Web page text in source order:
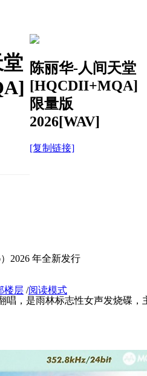
陈丽华-人间天堂
[HQCDII+MQA]
限量版
2026[WAV]
[复制链接]
楼层 /阅读模式
2026 年全新发行
唱，是雨林标志性女声发烧碟，